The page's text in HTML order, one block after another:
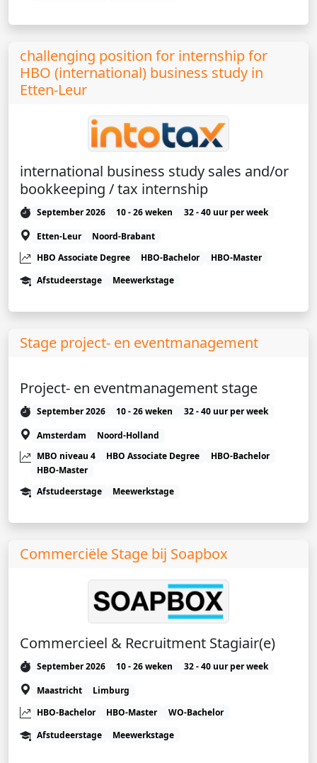
challenging position for internship for
HBO (international) business study in
Etten-Leur
international business study sales and/or
bookkeeping / tax internship
September 2026 10 - 26 weken
32 - 40 uur per week
Etten-Leur
Noord-Brabant
HBO Associate Degree
HBO-Bachelor
HBO-Master
Afstudeerstage
Meewerkstage
Stage project- en eventmanagement
Project- en eventmanagement stage
September 2026 10 - 26 weken
32 - 40 uur per week
Amsterdam
Noord-Holland
MBO niveau 4
HBO Associate Degree
HBO-Bachelor
HBO-Master
Afstudeerstage
Meewerkstage
Commerciële Stage bij Soapbox
Commercieel & Recruitment Stagiair(e)
September 2026 10 - 26 weken
32 - 40 uur per week
Maastricht
Limburg
HBO-Bachelor
HBO-Master
WO-Bachelor
Afstudeerstage
Meewerkstage